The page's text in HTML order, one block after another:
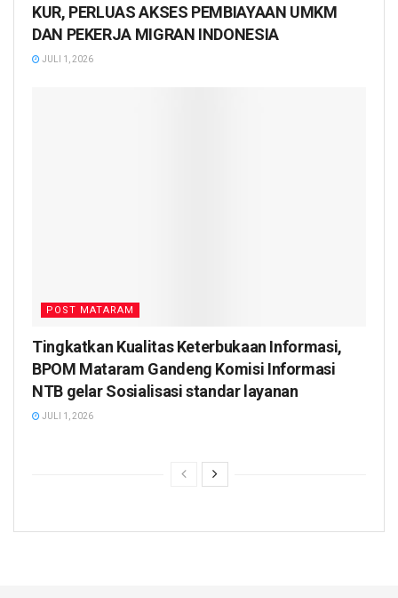
KUR, PERLUAS AKSES PEMBIAYAAN UMKM
DAN PEKERJA MIGRAN INDONESIA
JULI 1, 2026
POST MATARAM
Tingkatkan Kualitas Keterbukaan Informasi,
BPOM Mataram Gandeng Komisi Informasi
NTB gelar Sosialisasi standar layanan
JULI 1, 2026